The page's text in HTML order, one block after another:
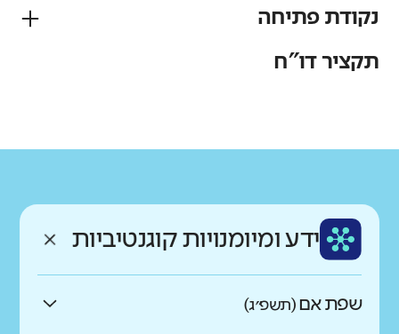
פיקוח
נקודת פתיחה
רקע חברתי כלכלי
ממוצע תלמידים בכיתה
גבוה נמוך
תקציר דו"ח
ידע ומיומנויות קוגנטיביות
שפת אם(תשפ״ג)